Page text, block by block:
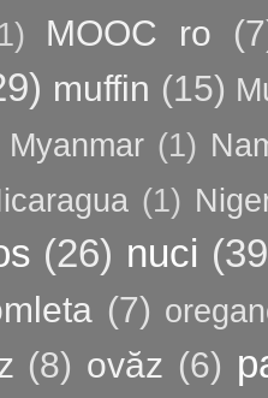
MOOC ro
muffin (15)
Myanmar (1)
(1)
(26) nuci
(7)
(8) ovăz (6)